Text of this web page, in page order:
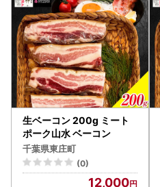
生ベーコン 200g ミート
ポーク山水 ベーコン
千葉県東庄町
(0)
12,000